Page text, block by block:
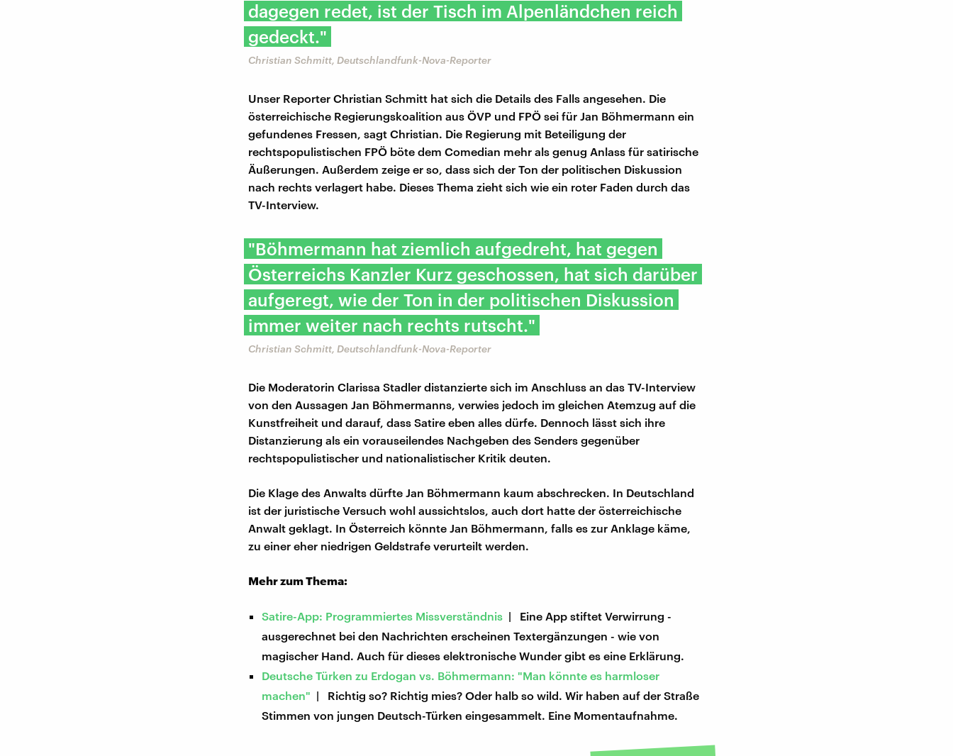
dagegen redet, ist der Tisch im Alpenländchen reich
gedeckt."
Christian Schmitt, Deutschlandfunk-Nova-Reporter
Unser Reporter Christian Schmitt hat sich die Details des Falls angesehen. Die
österreichische Regierungskoalition aus ÖVP und FPÖ sei für Jan Böhmermann ein
gefundenes Fressen, sagt Christian. Die Regierung mit Beteiligung der
rechtspopulistischen FPÖ böte dem Comedian mehr als genug Anlass für satirische
Äußerungen. Außerdem zeige er so, dass sich der Ton der politischen Diskussion
nach rechts verlagert habe. Dieses Thema zieht sich wie ein roter Faden durch das
TV-Interview.
"Böhmermann hat ziemlich aufgedreht, hat gegen
Österreichs Kanzler Kurz geschossen, hat sich darüber
aufgeregt, wie der Ton in der politischen Diskussion
immer weiter nach rechts rutscht."
Christian Schmitt, Deutschlandfunk-Nova-Reporter
Die Moderatorin Clarissa Stadler distanzierte sich im Anschluss an das TV-Interview
von den Aussagen Jan Böhmermanns, verwies jedoch im gleichen Atemzug auf die
Kunstfreiheit und darauf, dass Satire eben alles dürfe. Dennoch lässt sich ihre
Distanzierung als ein vorauseilendes Nachgeben des Senders gegenüber
rechtspopulistischer und nationalistischer Kritik deuten.
Die Klage des Anwalts dürfte Jan Böhmermann kaum abschrecken. In Deutschland
ist der juristische Versuch wohl aussichtslos, auch dort hatte der österreichische
Anwalt geklagt. In Österreich könnte Jan Böhmermann, falls es zur Anklage käme,
zu einer eher niedrigen Geldstrafe verurteilt werden.
Mehr zum Thema:
Satire-App: Programmiertes Missverständnis | Eine App stiftet Verwirrung -
ausgerechnet bei den Nachrichten erscheinen Textergänzungen - wie von
magischer Hand. Auch für dieses elektronische Wunder gibt es eine Erklärung.
Deutsche Türken zu Erdogan vs. Böhmermann: "Man könnte es harmloser
machen" | Richtig so? Richtig mies? Oder halb so wild. Wir haben auf der Straße
Stimmen von jungen Deutsch-Türken eingesammelt. Eine Momentaufnahme.